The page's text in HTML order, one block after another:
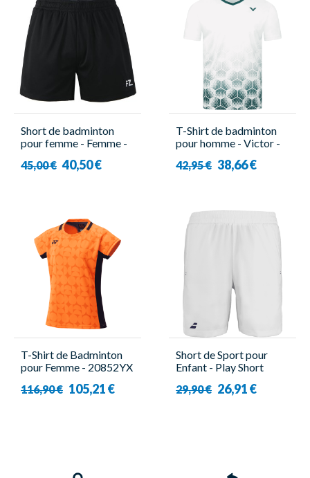
Short de badminton
pour femme - Femme -
45,00 € 40,50 €
T-Shirt de badminton
pour homme - Victor -
42,95 € 38,66 €
T-Shirt de Badminton
pour Femme - 20852YX
116,90 € 105,21 €
Short de Sport pour
Enfant - Play Short
29,90 € 26,91 €